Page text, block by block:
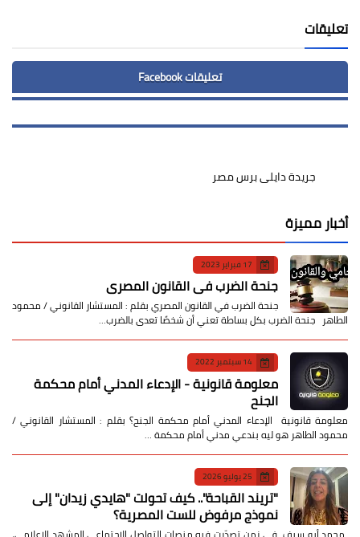
تعليقات
تعليقات Facebook
جريدة دايلى برس مصر
أخبار مميزة
17 فبراير 2023
جنحة الضرب في القانون المصري
جنحة الضرب في القانون المصري بقلم : المستشار القانوني / محمود
الطاهر جنحة الضرب بكل بساطة تعني أن شخصًا تعدى بالضرب…
14 سبتمبر 2022
معلومة قانونية - الإدعاء المدني أمام محكمة
الجنح
معلومة قانونية الإدعاء المدني أمام محكمة الجنح؟ بقلم : المستشار القانوني /
محمود الطاهر هو ليه بندعي مدني أمام محكمة …
25 يوليو 2026
​"تريند القباحة".. كيف تحولت "هايدي زيدان" إلى
نموذج مرفوض للست المصرية؟